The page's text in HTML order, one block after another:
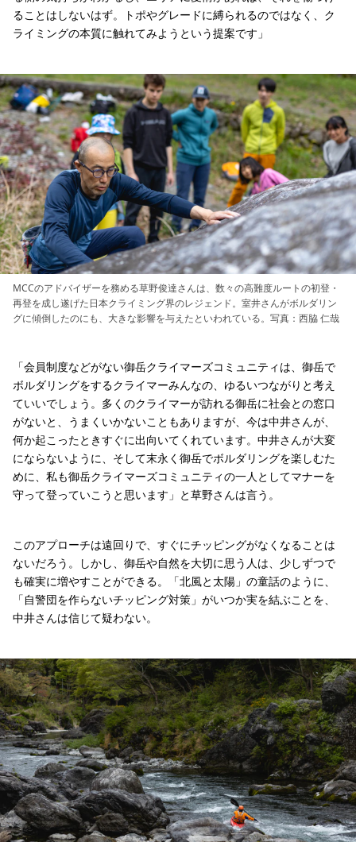
ることはしないはず。トポやグレードに縛られるのではなく、ク
ライミングの本質に触れてみようという提案です」
MCCのアドバイザーを務める草野俊達さんは、数々の高難度ルートの初登・
再登を成し遂げた日本クライミング界のレジェンド。室井さんがボルダリン
グに傾倒したのにも、大きな影響を与えたといわれている。写真：西脇 仁哉
「会員制度などがない御岳クライマーズコミュニティは、御岳で
ボルダリングをするクライマーみんなの、ゆるいつながりと考え
ていいでしょう。多くのクライマーが訪れる御岳に社会との窓口
がないと、うまくいかないこともありますが、今は中井さんが、
何か起こったときすぐに出向いてくれています。中井さんが大変
にならないように、そして末永く御岳でボルダリングを楽しむた
めに、私も御岳クライマーズコミュニティの一人としてマナーを
守って登っていこうと思います」と草野さんは言う。
このアプローチは遠回りで、すぐにチッピングがなくなることは
ないだろう。しかし、御岳や自然を大切に思う人は、少しずつで
も確実に増やすことができる。「北風と太陽」の童話のように、
「自警団を作らないチッピング対策」がいつか実を結ぶことを、
中井さんは信じて疑わない。